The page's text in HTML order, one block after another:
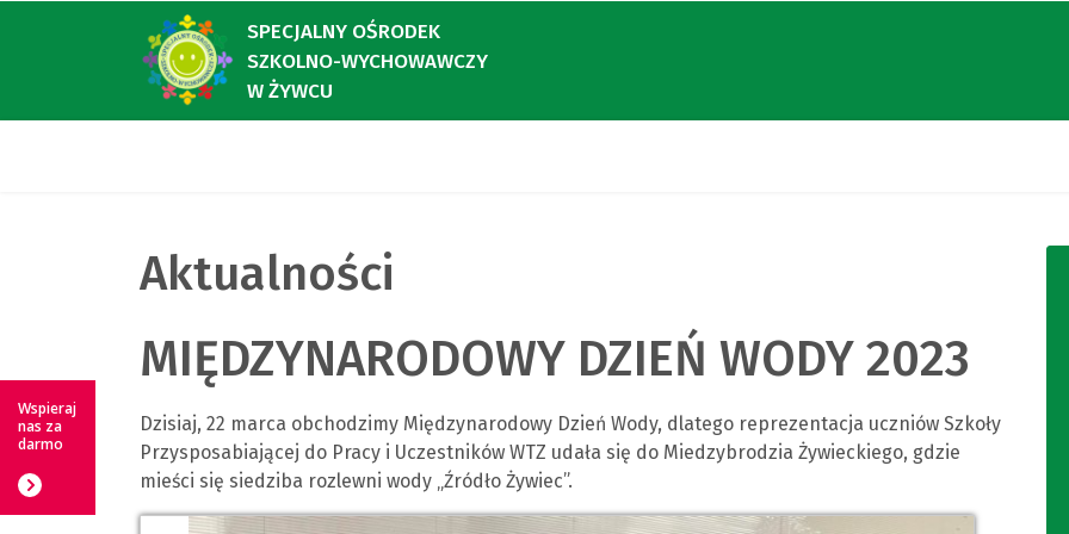
SPECJALNY OŚRODEK
SZKOLNO-WYCHOWAWCZY
W ŻYWCU
Aktualności
MIĘDZYNARODOWY DZIEŃ WODY 2023
Dzisiaj, 22 marca obchodzimy Międzynarodowy Dzień Wody, dlatego reprezentacja uczniów Szkoły
Przysposabiającej do Pracy i Uczestników WTZ udała się do Miedzybrodzia Żywieckiego, gdzie
mieści się siedziba rozlewni wody „Źródło Żywiec”.
Wspieraj
nas za
darmo